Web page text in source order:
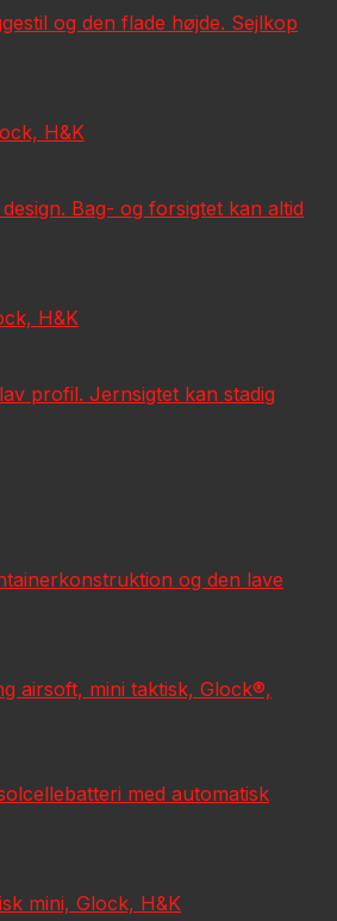
og den flade højde. Sejlkop
H&K
Bag- og forsigtet kan altid
H&K
profil. Jernsigtet kan stadig
og den lave
airsoft, mini taktisk, Glock®,
med automatisk
mini, Glock, H&K